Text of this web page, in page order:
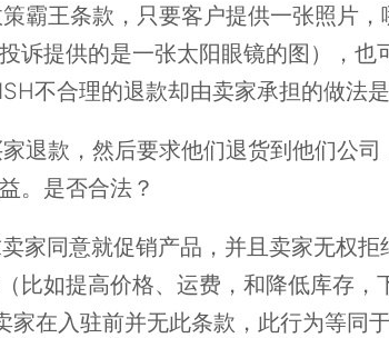
霸王条款，只要客户提供一张照片
诉提供的是一张太阳眼镜的图），也
不合理的退款却由卖家承担的做法
退款，然后要求他们退货到他们公司
。是否合法？
家同意就促销产品，并且卖家无权拒
比如提高价格、运费，和降低库存，
家在入驻前并无此条款，此行为等同